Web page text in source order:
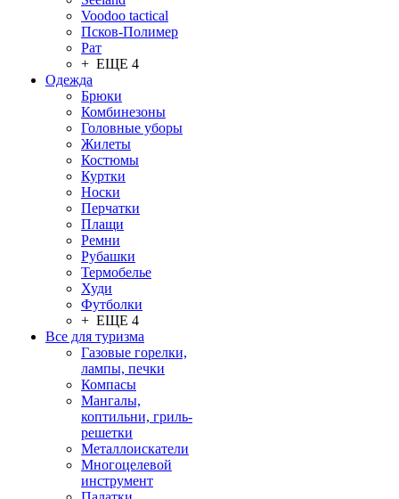
Voodoo tactical
Псков-Полимер
Рат
+ ЕЩЕ 4
Одежда
Брюки
Комбинезоны
Головные уборы
Жилеты
Костюмы
Куртки
Носки
Перчатки
Плащи
Ремни
Рубашки
Термобелье
Худи
Футболки
+ ЕЩЕ 4
Все для туризма
Газовые горелки,
лампы, печки
Компасы
Мангалы,
коптильни, гриль-
решетки
Металлоискатели
Многоцелевой
инструмент